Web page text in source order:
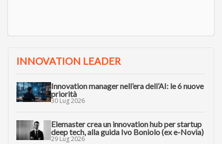
INNOVATION LEADER
Innovation manager nell’era dell’AI: le 6 nuove
priorità
30 Lug 2026
Elemaster crea un innovation hub per startup
deep tech, alla guida Ivo Boniolo (ex e-Novia)
29 Lug 2026